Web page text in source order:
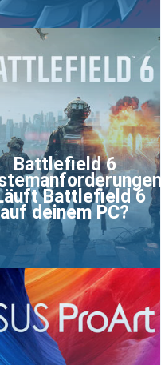
Battlefield 6
Battlefield 6
auf deinem PC?